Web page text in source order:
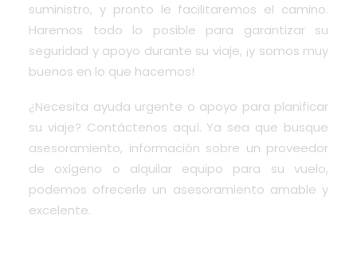
suministro, y pronto le facilitaremos el camino.
Haremos todo lo posible para garantizar su
seguridad y apoyo durante su viaje, ¡y somos muy
buenos en lo que hacemos!
¿Necesita ayuda urgente o apoyo para planificar
su viaje? Contáctenos aquí. Ya sea que busque
asesoramiento, información sobre un proveedor
de oxígeno o alquilar equipo para su vuelo,
podemos ofrecerle un asesoramiento amable y
excelente.